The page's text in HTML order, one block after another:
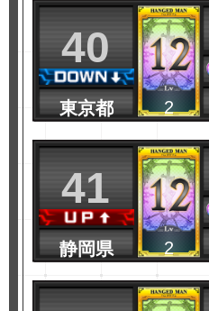
40
東京都 2
41
静岡県 2